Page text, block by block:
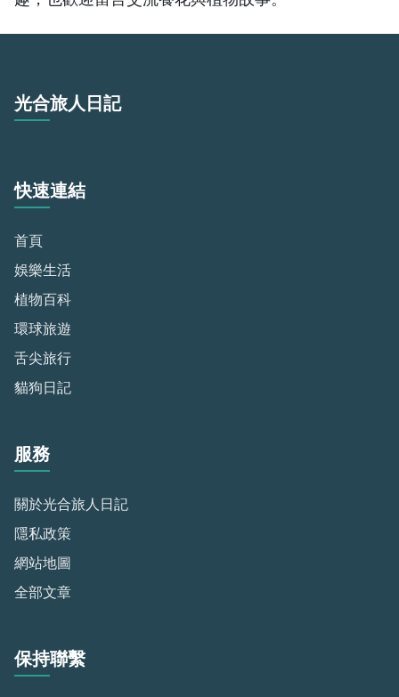
光合旅人日記
快速連結
首頁
娛樂生活
植物百科
環球旅遊
舌尖旅行
貓狗日記
服務
關於光合旅人日記
隱私政策
網站地圖
全部文章
保持聯繫